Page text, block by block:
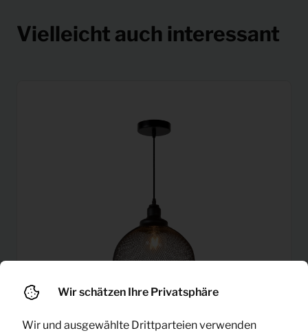
Vielleicht auch interessant
Wir schätzen Ihre Privatsphäre
Wir und ausgewählte Drittparteien verwenden